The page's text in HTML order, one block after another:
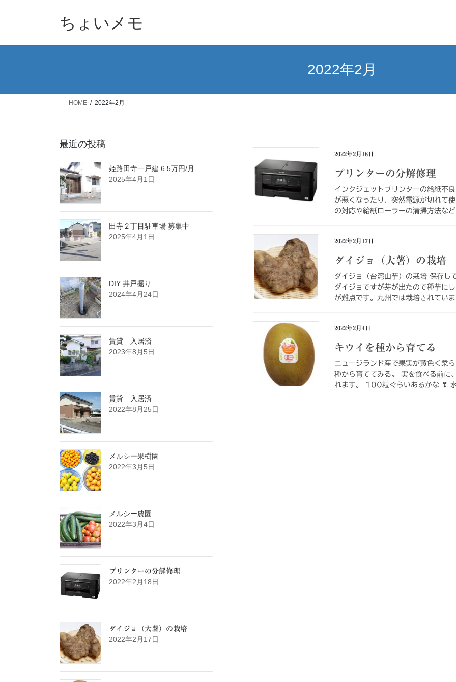
ちょいメモ
2022年2月
HOME 2022年2月
2022年2月18日
プリンターの分解修理
インクジェットプリンターの給紙不
が悪くなったり、突然電源が切れて
の対応や給紙ローラーの清掃方法な
2022年2月17日
ダイジョ（大薯）の栽培
ダイジョ（台湾山芋）の栽培 保存し
ダイジョですが芽が出たので種芋に
が難点です。九州では栽培されてい
2022年2月4日
キウイを種から育てる
ニュージランド産で果実が黄色く柔
種から育ててみる。 実を食べる前に
れます。 100粒ぐらいあるかな ❣
最近の投稿
姫路田寺一戸建 6.5万円/月
2025年4月1日
田寺２丁目駐車場 募集中
2025年4月1日
DIY 井戸掘り
2024年4月24日
賃貸 入居済
2023年8月5日
賃貸 入居済
2022年8月25日
メルシー果樹園
2022年3月5日
メルシー農園
2022年3月4日
プリンターの分解修理
2022年2月18日
ダイジョ（大薯）の栽培
2022年2月17日